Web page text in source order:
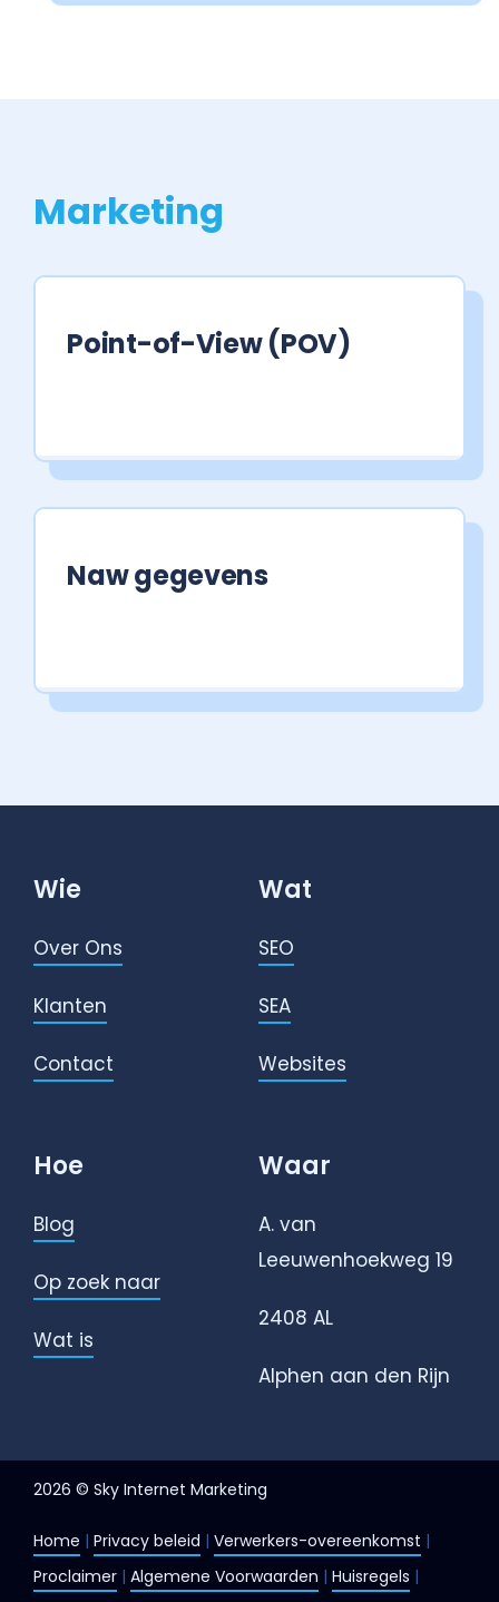
Marketing
Point-of-View (POV)
Naw gegevens
Wie
Over Ons
Klanten
Contact
Wat
SEO
SEA
Websites
Hoe
Blog
Op zoek naar
Wat is
Waar
A. van
Leeuwenhoekweg 19
2408 AL
Alphen aan den Rijn
2026 © Sky Internet Marketing
Home | Privacy beleid | Verwerkers-overeenkomst |
Proclaimer| Algemene Voorwaarden | Huisregels |